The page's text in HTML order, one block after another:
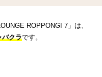
ROPPONGI 7」は、
バクラです。